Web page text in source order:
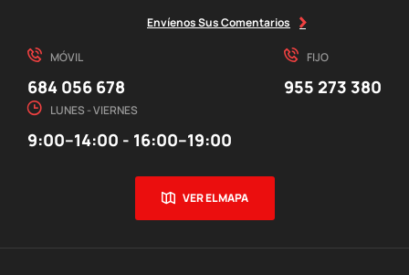
Envíenos Sus Comentarios
MÓVIL
684 056 678
FIJO
955 273 380
LUNES - VIERNES
9:00–14:00 - 16:00–19:00
VER EL MAPA